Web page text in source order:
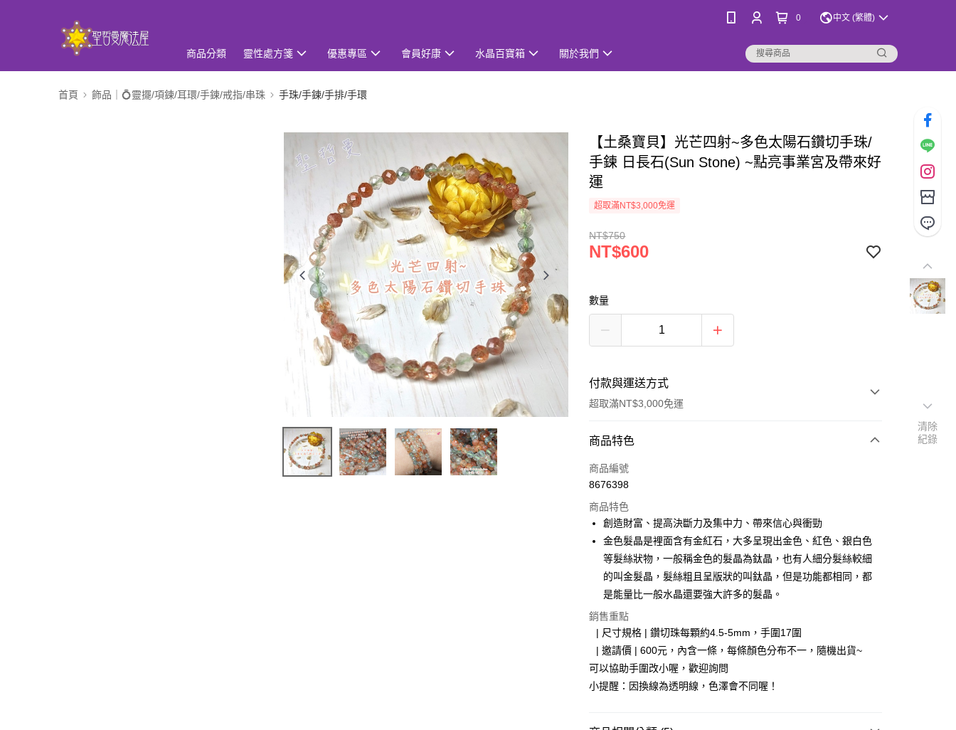
0 中文 (繁體)
商品分類 靈性處方箋 優惠專區 會員好康 水晶百寶箱 關於我們
首頁 飾品｜💍靈擺/項鍊/耳環/手鍊/戒指/串珠 手珠/手鍊/手排/手環
【土桑寶貝】光芒四射~多色太陽石鑽切手珠/
手鍊 日長石(Sun Stone) ~點亮事業宮及帶來好
運
超取滿NT$3,000免運
NT$750
NT$600
數量
付款與運送方式
超取滿NT$3,000免運
付款方式
信用卡一次付款
LINE Pay
Apple Pay
街口支付
悠遊付
ATM付款
運送方式
商品特色
商品編號
8676398
商品特色
創造財富、提高決斷力及集中力、帶來信心與衝勁
金色髮晶是裡面含有金紅石，大多呈現出金色、紅色、銀白色
等髮絲狀物，一般稱金色的髮晶為鈦晶，也有人細分髮絲較細
的叫金髮晶，髮絲粗且呈版狀的叫鈦晶，但是功能都相同，都
是能量比一般水晶還要強大許多的髮晶。
銷售重點
⠀| 尺寸規格 | 鑽切珠每顆約4.5-5mm，手圍17圍
⠀| 邀請價 | 600元，內含一條，每條顏色分布不一，隨機出貨~
可以協助手圍改小喔，歡迎詢問
小提醒：因換線為透明線，色澤會不同喔！
清除
紀錄